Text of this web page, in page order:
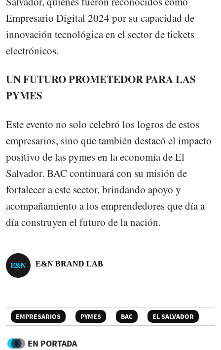
Empresario Digital 2024 por su capacidad de
innovación tecnológica en el sector de tickets
electrónicos.
UN FUTURO PROMETEDOR PARA LAS
PYMES
Este evento no solo celebró los logros de estos
empresarios, sino que también destacó el impacto
positivo de las pymes en la economía de El
Salvador. BAC continuará con su misión de
fortalecer a este sector, brindando apoyo y
acompañamiento a los emprendedores que día a
día construyen el futuro de la nación.
E&N BRAND LAB
EMPRESARIOS PYMES BAC EL SALVADOR
EN PORTADA